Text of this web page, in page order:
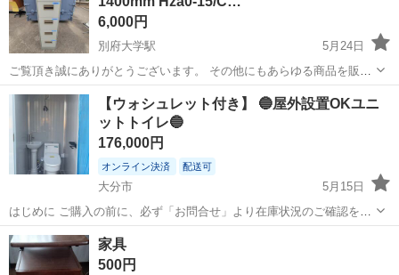
6,000円
別府大学駅
5月24日
ご覧頂き誠にありがとうございます。 その他にもあらゆる商品を販売
しております。 よろしければ商品一覧ページをご覧下さい(^-^)
https://jmty.jp/s/profiles/60ae33e186b27139d1...
大分 別府市 別府大学駅 オフィス用家具 書庫
【ウォシュレット付き】 🔵屋外設置OKユニ
ットトイレ🔵
176,000円
オンライン決済 配送可
大分市
5月15日
はじめに ご購入の前に、必ず「お問合せ」より在庫状況のご確認をお
願いいたします。 -----------------------------------------------------------------...
大分 大分市 オフィス用家具
家具
500円